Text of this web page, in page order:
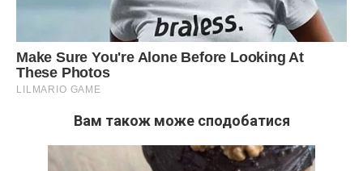
Вам також може сподобатися